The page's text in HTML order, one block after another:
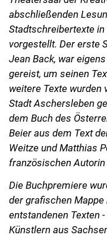
abschließenden
Stadtschreibertexte
vorgestellt. Der erste
Jean Back, war
gereist, um seinen
weitere Texte wurden
Stadt Aschersleben
dem Buch des
Beier aus dem Text
Weitze und Matthias
französischen
Die Buchpremiere
der grafischen
entstandenen Texten
Künstlern aus